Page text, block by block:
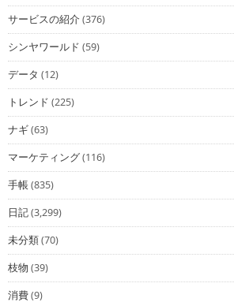
サービスの紹介(376)
シンヤワールド (59)
データ (12)
トレンド (225)
ナギ(63)
マーケティング(116)
手帳(835)
日記(3,299)
未分類(70)
枝物 (39)
消費(9)